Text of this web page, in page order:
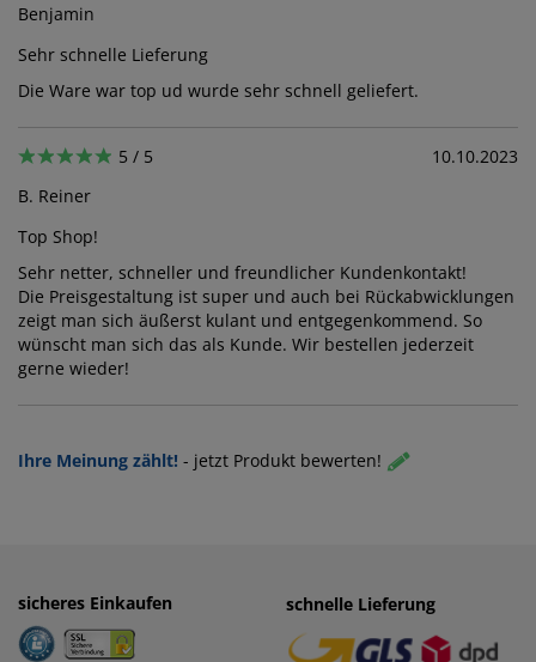
Benjamin
Sehr schnelle Lieferung
Die Ware war top ud wurde sehr schnell geliefert.
5 / 5
B. Reiner
Top Shop!
Sehr netter, schneller und freundlicher Kundenkontakt!
Die Preisgestaltung ist super und auch bei Rückabwicklungen
zeigt man sich äußerst kulant und entgegenkommend. So
wünscht man sich das als Kunde. Wir bestellen jederzeit
gerne wieder!
10.10.2023
Schwengler
Ihre Meinung zählt! - jetzt Produkt bewerten!
sicheres Einkaufen einfaches Zahlen
· Rechnung
schnelle Lieferung